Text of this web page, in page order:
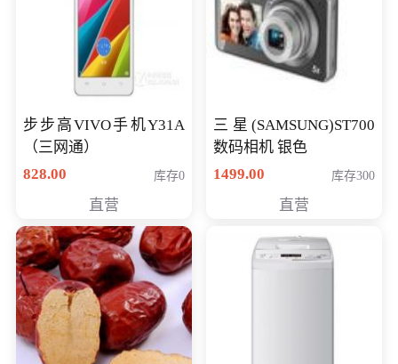
步步高VIVO手机Y31A
（三网通）
828.00
库存0
直营
三星(SAMSUNG)ST700
数码相机 银色
1499.00
库存300
直营